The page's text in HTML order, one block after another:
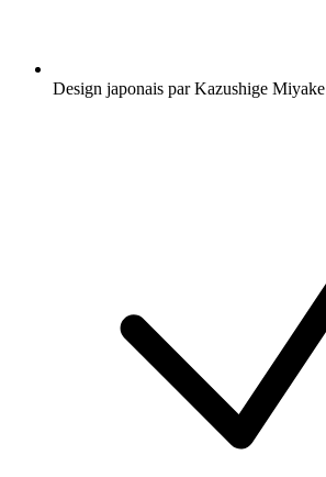
Design japonais par Kazushige Miyake